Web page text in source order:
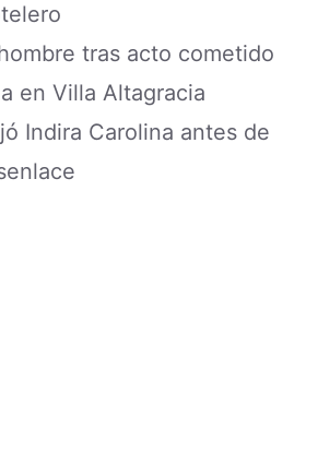
tras acto cometido
en Villa Altagracia
Indira Carolina antes de